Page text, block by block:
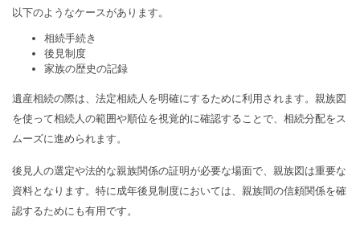
以下のようなケースがあります。
相続手続き
後見制度
家族の歴史の記録
遺産相続の際は、法定相続人を明確にするために利用されます。親族図
を使って相続人の範囲や順位を視覚的に確認することで、相続分配をス
ムーズに進められます。
後見人の選定や法的な親族関係の証明が必要な場面で、親族図は重要な
資料となります。特に成年後見制度においては、親族間の信頼関係を確
認するためにも有用です。